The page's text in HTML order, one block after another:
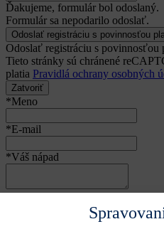
Ďakujeme, formulár bol odoslaný.
Formulár sa nepodarilo odoslať.
Odoslať registráciu s povinnosťou
Tieto stránky sú chránené
platia Pravidlá ochrany osobných
Zatvoriť
*Meno
*E-mail
*Váš nápad